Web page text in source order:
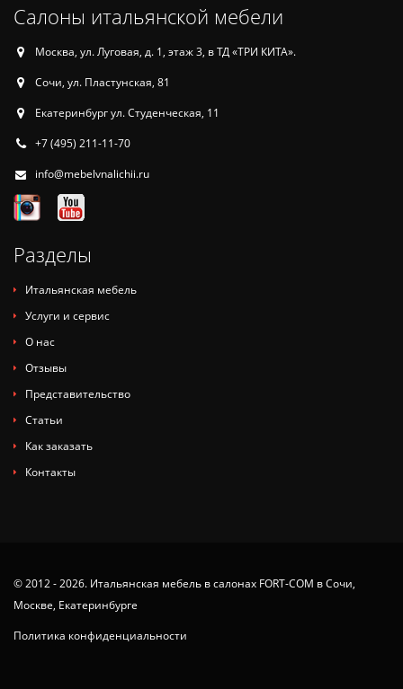
Салоны итальянской мебели
Москва, ул. Луговая, д. 1, этаж 3, в ТД «ТРИ КИТА».
Сочи, ул. Пластунская, 81
Екатеринбург ул. Студенческая, 11
+7 (495) 211-11-70
info@mebelvnalichii.ru
Разделы
Итальянская мебель
Услуги и сервис
О нас
Отзывы
Представительство
Статьи
Как заказать
Контакты
© 2012 - 2026. Итальянская мебель в салонах FORT-COM в Сочи,
Москве, Екатеринбурге
Политика конфиденциальности